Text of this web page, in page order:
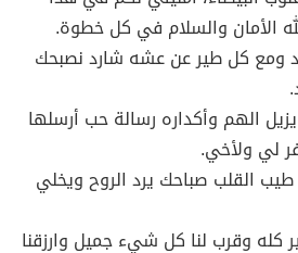
الأمان والسلام في كل خطوة.
ومع كل طير عن عشه شارد نصبحك
الهم وأكداره رسالة حب أرسلها
لي ولأخي.
القلب صباحك يرد الروح ويخلي
كله وقرب لنا كل شيء جميل وارزقنا